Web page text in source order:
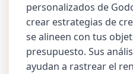
personalizados de
crear estrategias de
se alineen con tus
presupuesto. Sus
ayudan a rastrear el